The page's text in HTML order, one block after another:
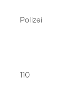
Polizei
110